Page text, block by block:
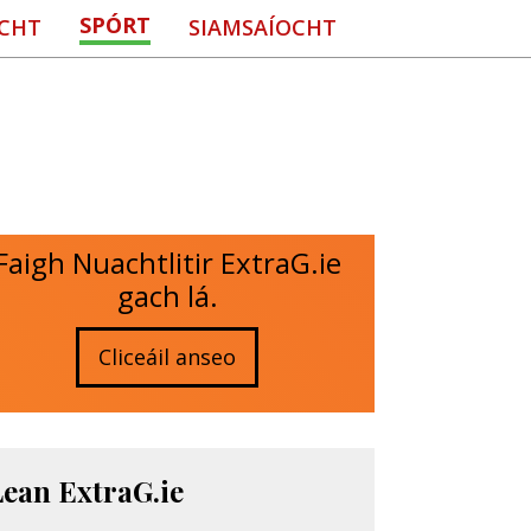
SPÓRT SIAMSAÍOCHT
Nuachtlitir ExtraG.ie
gach lá.
Cliceáil anseo
ExtraG.ie